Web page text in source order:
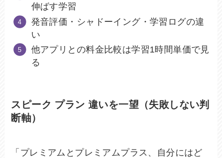
伸ばす学習
発音評価・シャドーイング・学習ログの違
い
他アプリとの料金比較は学習1時間単価で見
る
スピーク プラン 違いを一望（失敗しない判
断軸）
「プレミアムとプレミアムプラス、自分にはど